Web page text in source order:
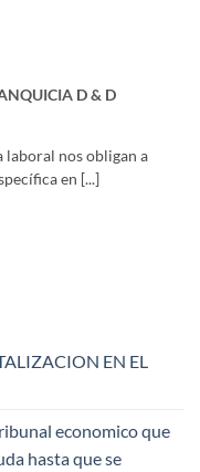
D & D
laboral nos obligan a
en [...]
EN EL
economico que
hasta que se